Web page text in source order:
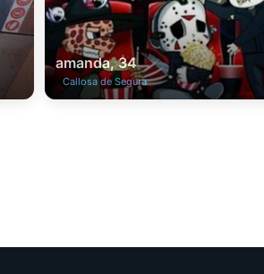
amanda, 34
Callosa de Segura